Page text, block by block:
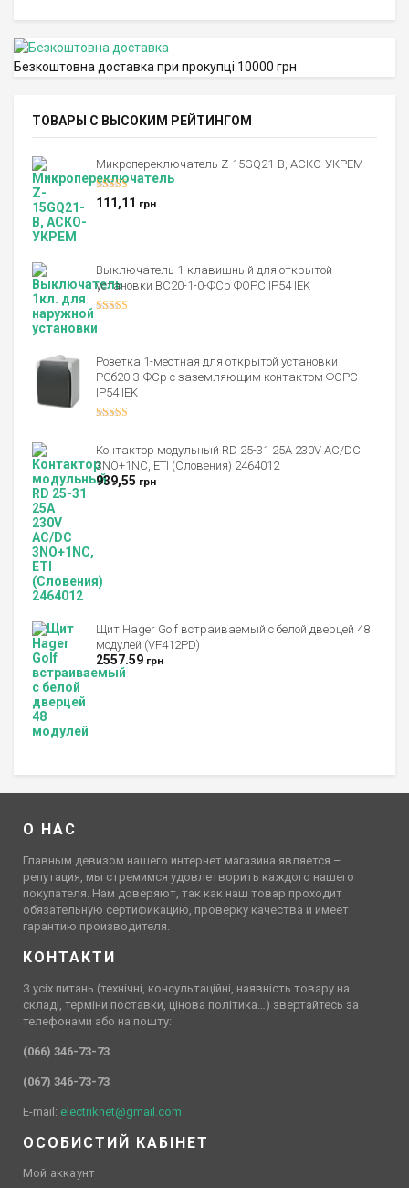
Безкоштовна доставка при прокупці 10000 грн
ТОВАРЫ С ВЫСОКИМ РЕЙТИНГОМ
Микропереключатель Z-15GQ21-B, АСКО-УКРЕМ
Оценка5.00
из 5
111,11 грн
Выключатель 1-клавишный для открытой
установки ВС20-1-0-ФСр ФОРС IP54 IEK
4.00
Розетка 1-местная для открытой установки
РСб20-3-ФСр с заземляющим контактом ФОРС
IP54 IEK
Контактор модульный RD 25-31 25A 230V AC/DC
3NO+1NC, ETI (Словения) 2464012
939,55 грн
Щит Hager Golf встраиваемый с белой дверцей 48
модулей (VF412PD)
2557.59 грн
О НАС
Главным девизом нашего интернет магазина является –
репутация, мы стремимся удовлетворить каждого нашего
покупателя. Нам доверяют, так как наш товар проходит
обязательную сертификацию, проверку качества и имеет
гарантию производителя.
КОНТАКТИ
З усіх питань (технічні, консультаційні, наявність товару на
складі, терміни поставки, цінова політика…) звертайтесь за
телефонами або на пошту:
(066) 346-73-73
(067) 346-73-73
E-mail: electriknet@gmail.com
ОСОБИСТИЙ КАБІНЕТ
Мой аккаунт